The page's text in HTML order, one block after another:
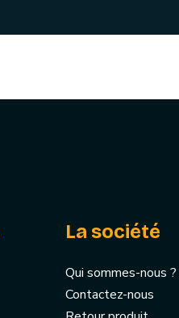
La société
Qui sommes-nous ?
Contactez-nous